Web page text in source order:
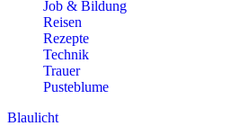
Job & Bildung
Reisen
Rezepte
Technik
Trauer
Pusteblume
Blaulicht